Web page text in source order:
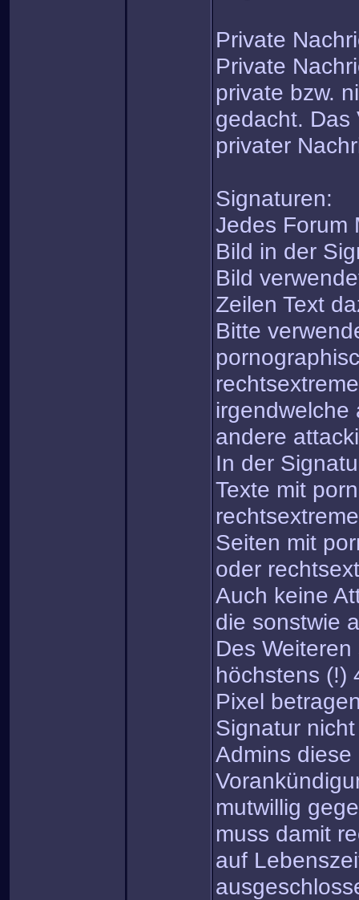
Private
Private
private bzw.
gedacht. Das
privater
Signaturen:
Jedes Forum
Bild in der
Bild
Zeilen Text
Bitte
irgendwelche
andere
In der
Texte mit
Seiten mit
oder
Auch keine
die sonstwie
Des
höchstens (!)
Pixel
Signatur
Admins
mutwillig
muss damit
auf